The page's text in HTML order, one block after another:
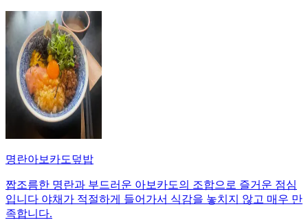
명란아보카도덮밥
짭조름한 명란과 부드러운 아보카도의 조합으로 즐거운 점심
입니다 야채가 적절하게 들어가서 식감을 놓치지 않고 매우 만
족합니다.